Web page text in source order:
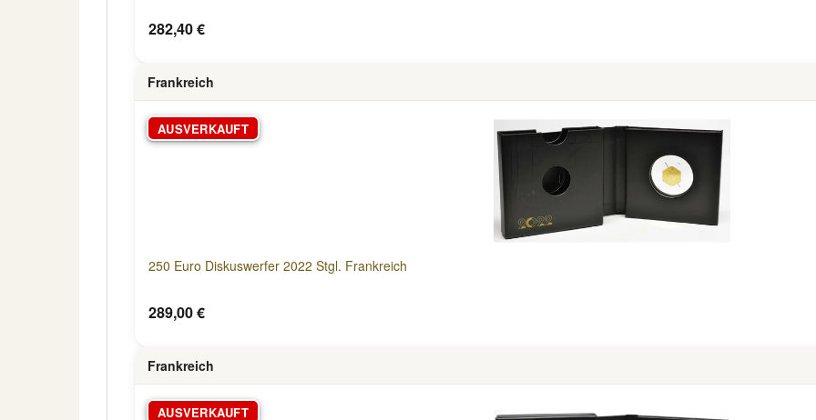
282,40 €
Frankreich
AUSVERKAUFT
250 Euro Diskuswerfer 2022 Stgl. Frankreich
289,00 €
Frankreich
AUSVERKAUFT